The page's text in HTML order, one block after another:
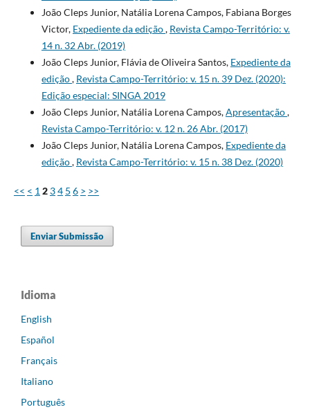
João Cleps Junior, Natália Lorena Campos, Fabiana Borges
Victor, Expediente da edição, Revista Campo-Território: v.
14 n. 32 Abr. (2019)
João Cleps Junior, Flávia de Oliveira Santos, Expediente da
edição, Revista Campo-Território: v. 15 n. 39 Dez. (2020):
Edição especial: SINGA 2019
João Cleps Junior, Natália Lorena Campos,Apresentação,
Revista Campo-Território: v. 12 n. 26 Abr. (2017)
João Cleps Junior, Natália Lorena Campos, Expediente da
edição, Revista Campo-Território: v. 15 n. 38 Dez. (2020)
<< < 1 2 34 5 6 > >>
Enviar Submissão
Idioma
English
Español
Français
Italiano
Português